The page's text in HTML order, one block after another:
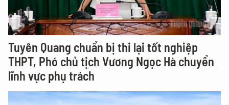
Tuyên Quang chuẩn bị thi lại tốt nghiệp
THPT, Phó chủ tịch Vương Ngọc Hà chuyển
lĩnh vực phụ trách